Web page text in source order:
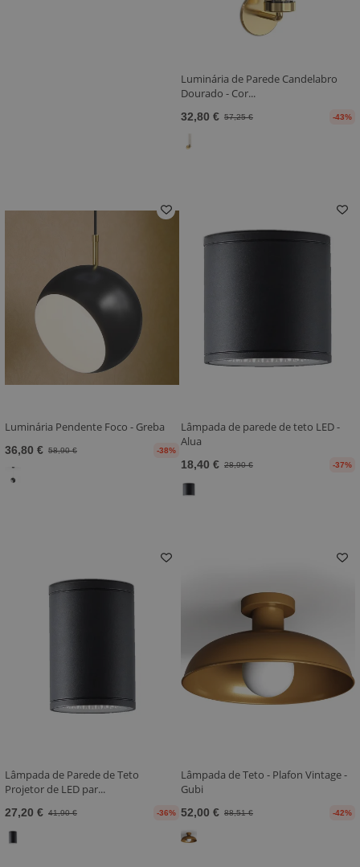
Luminária de Parede Candelabro
Dourado - Cor...
32,80 € 57,25 € -43%
Luminária Pendente Foco - Greba
36,80 € 58,90 € -38%
Lâmpada de parede de teto LED -
Alua
18,40 € 28,90 € -37%
Lâmpada de Parede de Teto
Projetor de LED par...
27,20 € 41,90 € -36%
Lâmpada de Teto - Plafon Vintage -
Gubi
52,00 € 88,51 € -42%